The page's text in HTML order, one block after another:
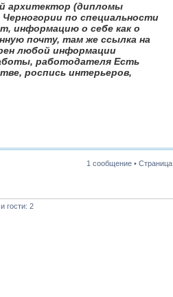
архитектор (дипломы
по специальности
информацию о себе как о
почту, там же ссылка на
любой информации
работодателя Есть
роспись интерьеров,
1 сообщение • Страница
гости: 2